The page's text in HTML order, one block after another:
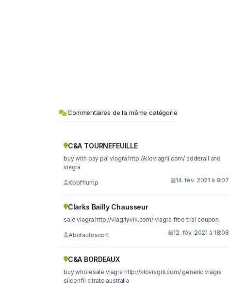
Commentaires de la même catégorie
C&A TOURNEFEUILLE
buy with pay pal viagra http://kloviagrli.com/ adderall and
viagra
Kbbfflump 14. fév. 2021 à 8:07
Clarks Bailly Chausseur
sale viagra http://viagriyvik.com/ viagra free trial coupon
Abcfautoscoft 12. fév. 2021 à 18:08
C&A BORDEAUX
buy wholesale viagra http://kloviagrli.com/ generic viagra
sildenfil citrate australia